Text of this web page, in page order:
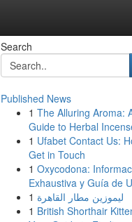
Search
Published News
1 The Alluring Aroma:
Guide to Herbal
1 Ufabet Contact Us:
Get in Touch
1 Oxycodona:
Exhaustiva y Guía de
1 ليموزين مطار القاهرة
1 British Shorthair